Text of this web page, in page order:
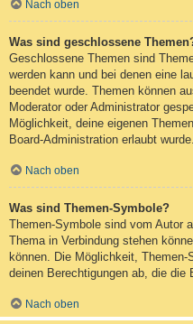
Nach oben
Was sind geschlossene
Geschlossene Themen sind
werden kann und bei denen eine
beendet wurde. Themen können
Moderator oder Administrator
Möglichkeit, deine eigenen
Board-Administration erlaubt wurde.
Nach oben
Was sind Themen-Symbole?
Themen-Symbole sind vom Autor
Thema in Verbindung stehen
können. Die Möglichkeit,
deinen Berechtigungen ab, die
Nach oben